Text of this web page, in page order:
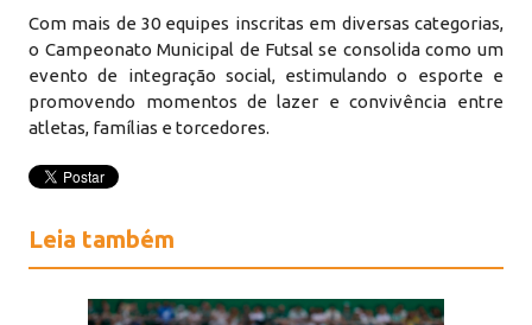
Com mais de 30 equipes inscritas em diversas categorias,
o Campeonato Municipal de Futsal se consolida como um
evento de integração social, estimulando o esporte e
promovendo momentos de lazer e convivência entre
atletas, famílias e torcedores.
Leia também